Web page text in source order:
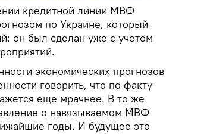
кредитной линии МВФ
по Украине, который
он был сделан уже с учетом
экономических прогнозов
говорить, что по факту
еще мрачнее. В то же
о навязываемом МВФ
годы. И будущее это